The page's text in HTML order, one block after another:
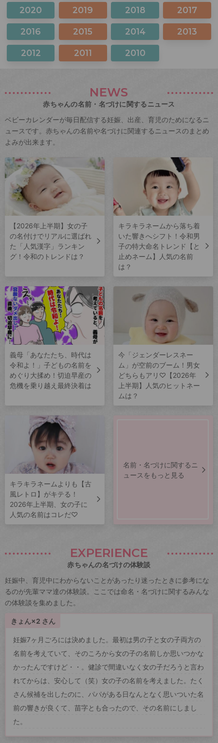
2020 2019 2018 2017
2016 2015 2014 2013
2012 2011 2010
NEWS
赤ちゃんの名前・名づけに関するニュース
ベビーカレンダーが毎日配信する妊娠、出産、育児のためになるニ
ュースです。赤ちゃんの名前や名づけに関連するニュースのまとめ
よみが出来ます。
【2026年上半期】女の子
の名付けでリアルに選ばれ
た「人気漢字」ランキン
グ！令和のトレンドは？
キラキラネームから落ち着
いた響きへシフト！令和男
子の特大命名トレンド【と
止めネーム】人気の名前
は？
義母「あなたたち、時代は
令和よ！」子どもの名前を
めぐり大揉め！切迫早産の
危機を乗り越え最終決着は
今「ジェンダーレスネー
ム」が空前のブーム！男女
どちらもアリ♡【2026年
上半期】人気のヒットネー
ムは？
キラキラネームよりも【古
風レトロ】がキテる！
2026年上半期、女の子に
人気の名前はコレだ♡
名前・名づけに関するニ
ュースをもっと見る
EXPERIENCE
赤ちゃんの名づけの体験談
妊娠中、育児中にわからないことがあったり迷ったときに参考にな
るのが先輩ママ達の体験談。ここでは命名・名づけに関するみんな
の体験談を集めました。
きょん×2 さん
妊娠7ヶ月ごろには決めました。最初は男の子と女の子両方の
名前を考えていて、そのころから女の子の名前しか思いつかな
かったんですけど・・。健診で間違いなく女の子だろうと言わ
れてからは、安心して（笑）女の子の名前を考えました。たく
さん候補を出したのに、パパがある日なんとなく思いついた名
前の響きが良くて、苗字とも合ったので、その名前にしまし
た。